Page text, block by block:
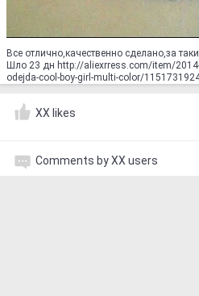
Все отлично,качественно сделано,за
Шло 23 дн http://aliexrress.com/item/
XX likes
Comments by XX users